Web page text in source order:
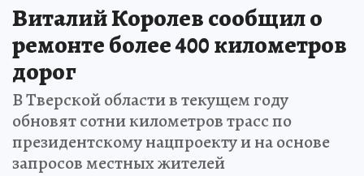
Виталий Королев сообщил о
ремонте более 400 километров
дорог
В Тверской области в текущем году
обновят сотни километров трасс по
президентскому нацпроекту и на основе
запросов местных жителей